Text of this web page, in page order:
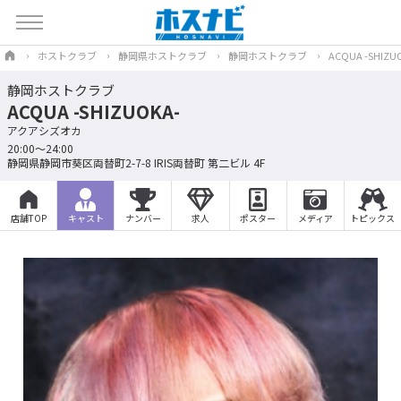
ホストクラブ 静岡県ホストクラブ 静岡ホストクラブ ACQUA -
静岡ホストクラブ
ACQUA -SHIZUOKA-
アクアシズオカ
20:00〜24:00
静岡県静岡市葵区両替町2-7-8 IRIS両替町 第二ビル 4F
店舗TOP キャスト ナンバー 求人 ポスター メディア トピックス